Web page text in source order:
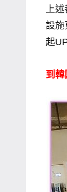
局
合
作
達
對
★
上
設施
起
到